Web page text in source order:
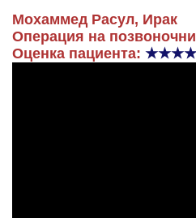
Мохаммед Расул, Ирак
Операция на
Оценка пациента: